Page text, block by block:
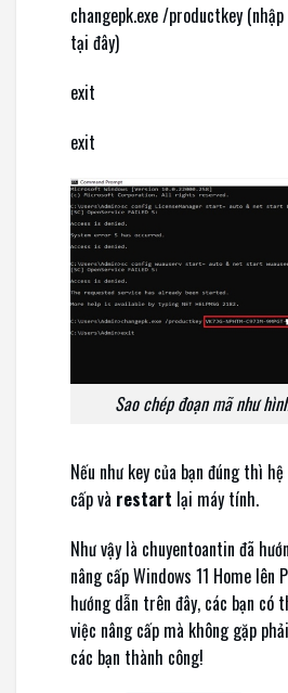
changepk.exe /productkey
tại đây)
exit
exit
Sao chép đoạn mã như
Nếu như key của bạn đúng thì
cấp và restart lại máy tính.
Như vậy là chuyentoantin đã
nâng cấp Windows 11 Home lên
hướng dẫn trên đây, các bạn có
việc nâng cấp mà không gặp
các bạn thành công!